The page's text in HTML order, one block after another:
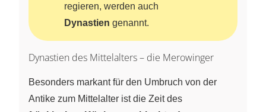
regieren, werden auch
Dynastien genannt.
Dynastien des Mittelalters – die Merowinger
Besonders markant für den Umbruch von der
Antike zum Mittelalter ist die Zeit des